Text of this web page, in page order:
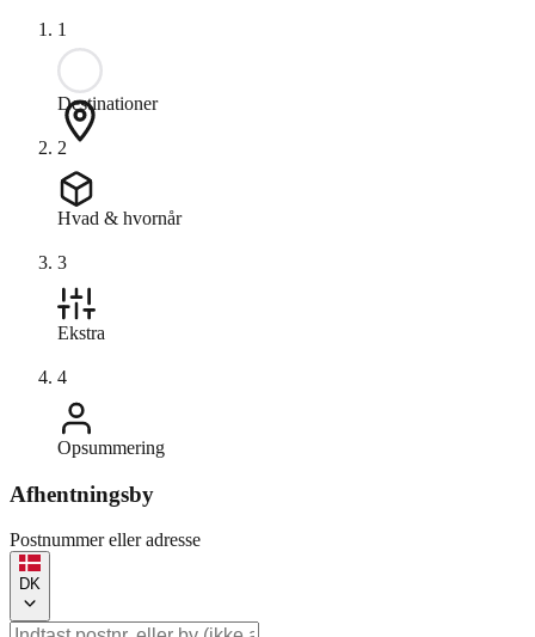
1
Destinationer
2
Hvad & hvornår
3
Ekstra
4
Opsummering
Afhentningsby
Postnummer eller adresse
DK